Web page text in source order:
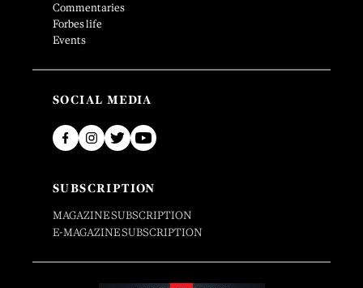
Commentaries
Forbes life
Events
SOCIAL MEDIA
SUBSCRIPTION
MAGAZINE SUBSCRIPTION
E-MAGAZINE SUBSCRIPTION